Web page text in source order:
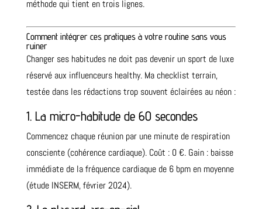
méthode qui tient en trois lignes.
Comment intégrer ces pratiques à votre routine sans vous
ruiner
Changer ses habitudes ne doit pas devenir un sport de luxe
réservé aux influenceurs healthy. Ma checklist terrain,
testée dans les rédactions trop souvent éclairées au néon :
1. La micro-habitude de 60 secondes
Commencez chaque réunion par une minute de respiration
consciente (cohérence cardiaque). Coût : 0 €. Gain : baisse
immédiate de la fréquence cardiaque de 6 bpm en moyenne
(étude INSERM, février 2024).